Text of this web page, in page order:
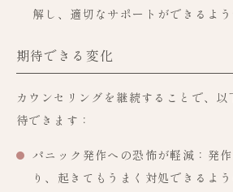
解し、適切なサポートができるよう
期待できる変化
カウンセリングを継続することで、
待できます：
パニック発作への恐怖が軽減 ：発
り、起きてもうまく対処できるよう